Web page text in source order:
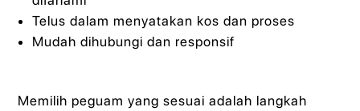
Telus dalam menyatakan kos dan proses
Mudah dihubungi dan responsif
Memilih peguam yang sesuai adalah langkah